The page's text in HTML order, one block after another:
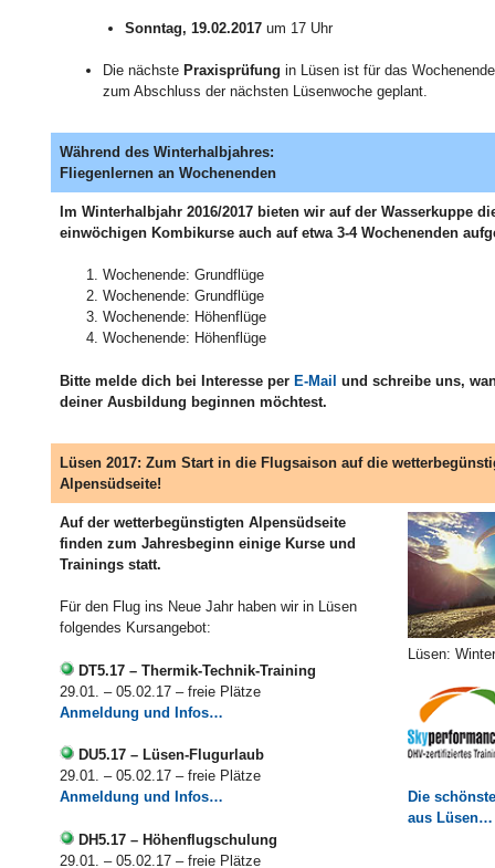
Sonntag, 19.02.2017 um 17 Uhr
Die nächste Praxisprüfung in Lüsen ist für das
zum Abschluss der nächsten Lüsenwoche geplant.
Während des Winterhalbjahres:
Fliegenlernen an Wochenenden
Im Winterhalbjahr 2016/2017 bieten wir auf der Wasserkuppe
einwöchigen Kombikurse auch auf etwa 3-4 Wochenenden
Wochenende: Grundflüge
Wochenende: Grundflüge
Wochenende: Höhenflüge
Wochenende: Höhenflüge
Bitte melde dich bei Interesse per E-Mail und schreibe uns,
deiner Ausbildung beginnen möchtest.
Lüsen 2017: Zum Start in die Flugsaison auf die
Alpensüdseite!
Auf der wetterbegünstigten Alpensüdseite
finden zum Jahresbeginn einige Kurse und
Trainings statt.
Für den Flug ins Neue Jahr haben wir in Lüsen
folgendes Kursangebot:
DT5.17 – Thermik-Technik-Training
29.01. – 05.02.17 – freie Plätze
Anmeldung und Infos…
DU5.17 – Lüsen-Flugurlaub
29.01. – 05.02.17 – freie Plätze
Anmeldung und Infos…
DH5.17 – Höhenflugschulung
29.01. – 05.02.17 – freie Plätze
Lüsen:
Die
aus Lüsen…